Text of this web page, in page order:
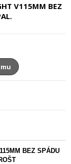
V115MM BEZ
BEZ SPÁDU